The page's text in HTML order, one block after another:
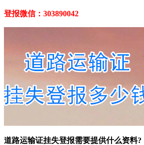
登报微信：303890042
道路运输证挂失登报需要提供什么资料?